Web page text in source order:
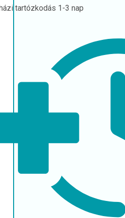
tartózkodás 1-3 nap